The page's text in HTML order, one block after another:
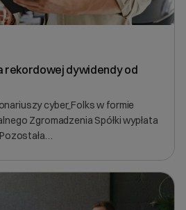
rekordowej dywidendy od
cyber_Folks w formie
Zgromadzenia Spółki wypłata